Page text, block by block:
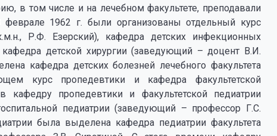
в том числе и на лечебном факультете, преподавали
1962 г. были организованы отдельный курс
Р.Ф. Езерский), кафедра детских инфекционных
детской хирургии (заведующий – доцент В.И.
кафедра детских болезней лечебного факультета
курс пропедевтики и кафедра факультетской
кафедру пропедевтики и факультетской педиатрии
педиатрии (заведующий – профессор Г.С.
была выделена кафедра педиатрии факультета